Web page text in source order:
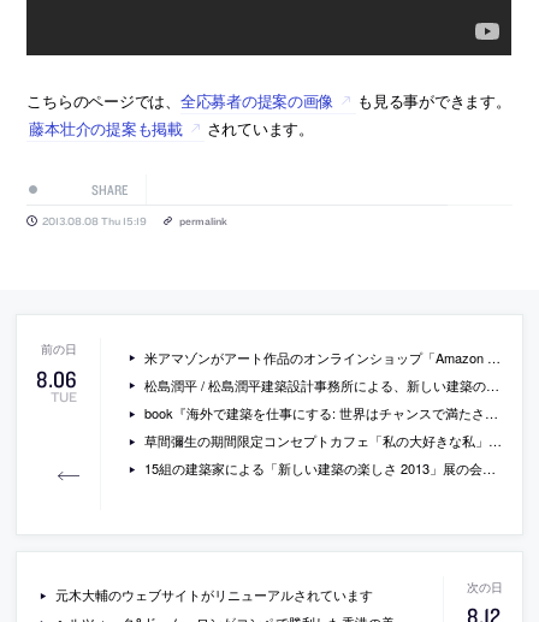
こちらのページでは、 全応募者の提案の画像
も見る事ができます。
藤本壮介の提案も掲載
されています。
SHARE
2013.08.08 Thu 15:19 permalink
8.06
TUE
米アマゾンがアート作品のオンラインショップ「Amazon Art」をオープン
松島潤平 / 松島潤平建築設計事務所による、新しい建築の楽しさ2013展の会場構成「Cuttlebone」
book『海外で建築を仕事にする: 世界はチャンスで満たされている』
草間彌生の期間限定コンセプトカフェ「私の大好きな私」が六本木ヒルズにオープン
15組の建築家による「新しい建築の楽しさ 2013」展の会場写真
8.12
元木大輔のウェブサイトがリニューアルされています